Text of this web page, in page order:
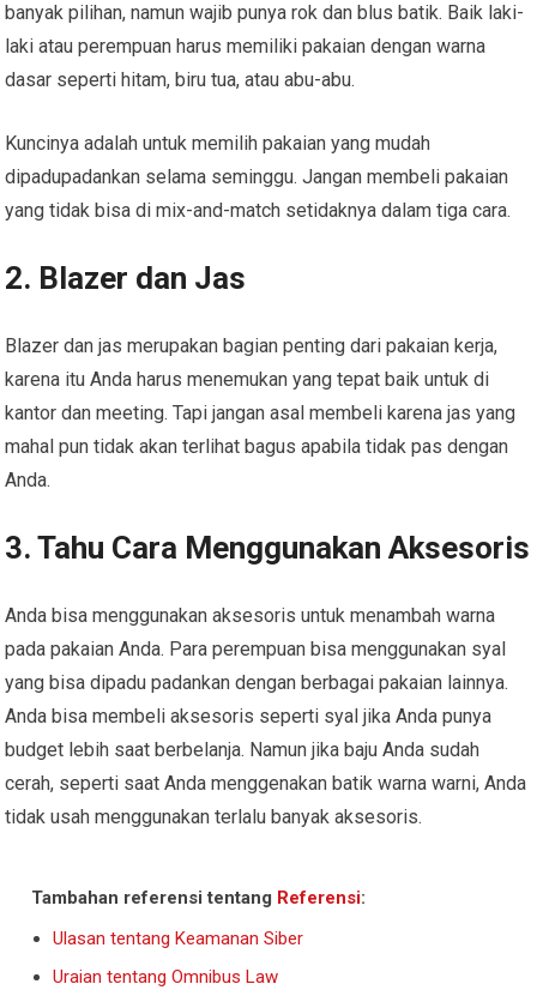
banyak pilihan, namun wajib punya rok dan blus batik. Baik laki-
laki atau perempuan harus memiliki pakaian dengan warna
dasar seperti hitam, biru tua, atau abu-abu.
Kuncinya adalah untuk memilih pakaian yang mudah
dipadupadankan selama seminggu. Jangan membeli pakaian
yang tidak bisa di mix-and-match setidaknya dalam tiga cara.
2. Blazer dan Jas
Blazer dan jas merupakan bagian penting dari pakaian kerja,
karena itu Anda harus menemukan yang tepat baik untuk di
kantor dan meeting. Tapi jangan asal membeli karena jas yang
mahal pun tidak akan terlihat bagus apabila tidak pas dengan
Anda.
3. Tahu Cara Menggunakan Aksesoris
Anda bisa menggunakan aksesoris untuk menambah warna
pada pakaian Anda. Para perempuan bisa menggunakan syal
yang bisa dipadu padankan dengan berbagai pakaian lainnya.
Anda bisa membeli aksesoris seperti syal jika Anda punya
budget lebih saat berbelanja. Namun jika baju Anda sudah
cerah, seperti saat Anda menggenakan batik warna warni, Anda
tidak usah menggunakan terlalu banyak aksesoris.
Tambahan referensi tentang Referensi:
Ulasan tentang Keamanan Siber
Uraian tentang Omnibus Law